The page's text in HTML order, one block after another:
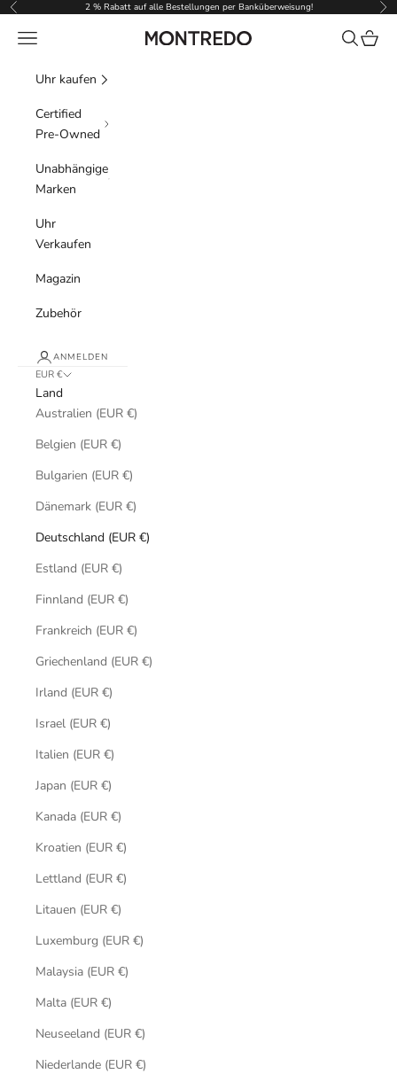
Zum Inhalt springen
Zurück 2 % Rabatt auf alle Bestellungen per Banküberweisung! Vor
Montredo
Menü Suchen
Uhr kaufen
Certified
Pre-Owned
Unabhängige
Marken
Uhr
Verkaufen
Magazin
Zubehör
ANMELDEN
EUR €
Land
Australien (EUR €)
Belgien (EUR €)
Bulgarien (EUR €)
Dänemark (EUR €)
Deutschland (EUR €)
Estland (EUR €)
Finnland (EUR €)
Frankreich (EUR €)
Griechenland (EUR €)
Irland (EUR €)
Israel (EUR €)
Italien (EUR €)
Japan (EUR €)
Kanada (EUR €)
Kroatien (EUR €)
Lettland (EUR €)
Litauen (EUR €)
Luxemburg (EUR €)
Malaysia (EUR €)
Malta (EUR €)
Neuseeland (EUR €)
Niederlande (EUR €)